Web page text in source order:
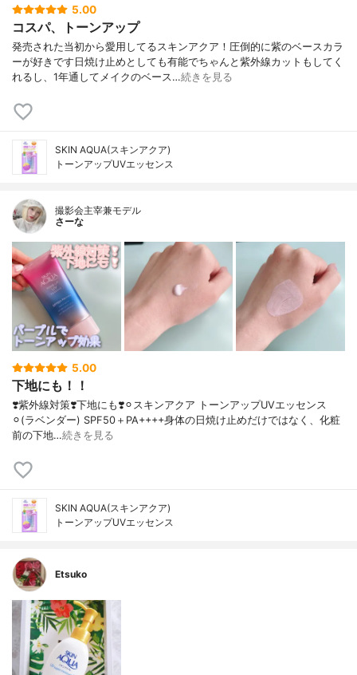
5.00
コスパ、トーンアップ
発売された当初から愛用してるスキンアクア！圧倒的に紫のベースカラ
ーが好きです日焼け止めとしても有能でちゃんと紫外線カットもしてく
れるし、1年通してメイクのベース…続きを見る
SKIN AQUA(スキンアクア)
トーンアップUVエッセンス
撮影会主宰兼モデル
さーな
5.00
下地にも！！
❣️紫外線対策❣️下地にも❣️⚪︎スキンアクア トーンアップUVエッセンス
⚪︎(ラベンダー) SPF50＋PA++++身体の日焼け止めだけではなく、化粧
前の下地…続きを見る
SKIN AQUA(スキンアクア)
トーンアップUVエッセンス
Etsuko